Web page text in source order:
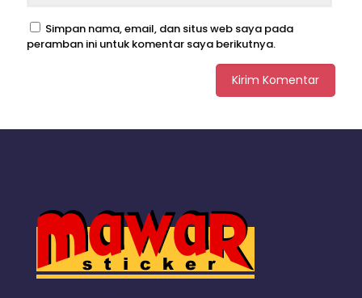
Simpan nama, email, dan situs web saya pada
peramban ini untuk komentar saya berikutnya.